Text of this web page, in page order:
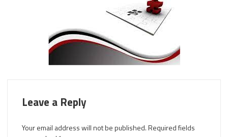
Leave a Reply
Your email address will not be published.Required fields